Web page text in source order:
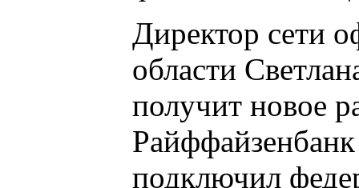
Директор сети
области
получит новое
подключил